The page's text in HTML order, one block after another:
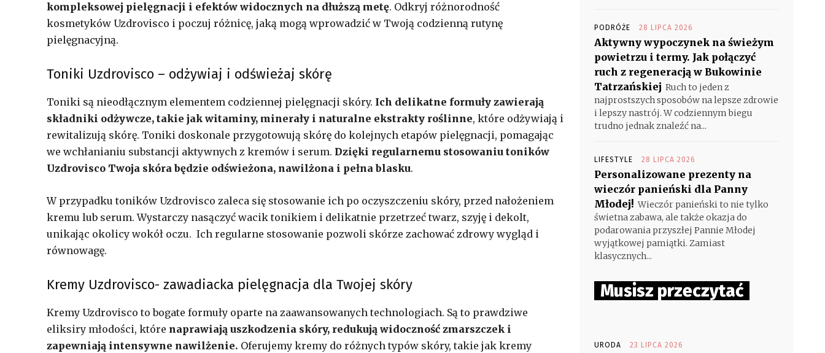
kompleksowej pielęgnacji i efektów widocznych na dłuższą metę. Odkryj różnorodność
kosmetyków Uzdrovisco i poczuj różnicę, jaką mogą wprowadzić w Twoją codzienną rutynę
pielęgnacyjną.
Toniki Uzdrovisco – odżywiaj i odświeżaj skórę
Toniki są nieodłącznym elementem codziennej pielęgnacji skóry. Ich delikatne formuły zawierają
składniki odżywcze, takie jak witaminy, minerały i naturalne ekstrakty roślinne, które odżywiają i
rewitalizują skórę. Toniki doskonale przygotowują skórę do kolejnych etapów pielęgnacji, pomagając
we wchłanianiu substancji aktywnych z kremów i serum. Dzięki regularnemu stosowaniu toników
Uzdrovisco Twoja skóra będzie odświeżona, nawilżona i pełna blasku.
W przypadku toników Uzdrovisco zaleca się stosowanie ich po oczyszczeniu skóry, przed nałożeniem
kremu lub serum. Wystarczy nasączyć wacik tonikiem i delikatnie przetrzeć twarz, szyję i dekolt,
unikając okolicy wokół oczu. Ich regularne stosowanie pozwoli skórze zachować zdrowy wygląd i
równowagę.
Kremy Uzdrovisco- zawadiacka pielęgnacja dla Twojej skóry
Kremy Uzdrovisco to bogate formuły oparte na zaawansowanych technologiach. Są to prawdziwe
eliksiry młodości, które naprawiają uszkodzenia skóry, redukują widoczność zmarszczek i
zapewniają intensywne nawilżenie. Oferujemy kremy do różnych typów skóry, takie jak kremy
PODRÓŻE 28 LIPCA 2026
Aktywny wypoczynek na świeżym
powietrzu i termy. Jak połączyć
ruch z regeneracją w Bukowinie
Tatrzańskiej Ruch to jeden z
najprostszych sposobów na lepsze zdrowie
i lepszy nastrój. W codziennym biegu
trudno jednak znaleźć na...
LIFESTYLE 28 LIPCA 2026
Personalizowane prezenty na
wieczór panieński dla Panny
Młodej! Wieczór panieński to nie tylko
świetna zabawa, ale także okazja do
podarowania przyszłej Pannie Młodej
wyjątkowej pamiątki. Zamiast
klasycznych...
Musisz przeczytać
URODA 23 LIPCA 2026